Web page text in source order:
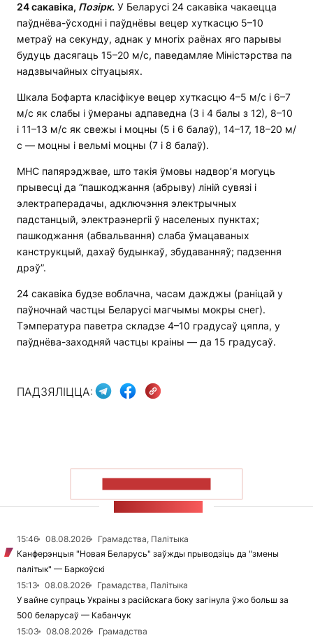
24 сакавіка, Позірк. У Беларусі 24 сакавіка чакаецца
паўднёва-ўсходні і паўднёвы вецер хуткасцю 5–10
метраў на секунду, аднак у многіх раёнах яго парывы ​​
будуць дасягаць 15–20 м/c, паведамляе Міністэрства па
надзвычайных сітуацыях.
Шкала Бофарта класіфікуе вецер хуткасцю 4–5 м/c і 6–7
м/c як слабы і ўмераны адпаведна (3 і 4 балы з 12), 8–10
і 11–13 м/c як свежы і моцны (5 і 6 балаў), 14–17, 18–20 м/
с — моцны і вельмі моцны (7 і 8 балаў).
МНС папярэджвае, што такія ўмовы надвор’я могуць
прывесці да “пашкоджання (абрыву) ліній сувязі і
электраперадачы, адключэння электрычных
падстанцый, электраэнергіі ў населеных пунктах;
пашкоджання (абвальвання) слаба ўмацаваных
канструкцый, дахаў будынкаў, збудаванняў; падзення
дрэў”.
24 сакавіка будзе воблачна, часам дажджы (раніцай у
паўночнай частцы Беларусі магчымы мокры снег).
Тэмпература паветра складзе 4–10 градусаў цяпла, у
паўднёва-заходняй частцы краіны — да 15 градусаў.
ПАДЗЯЛІЦЦА:
15:46 08.08.2026
Грамадства, Палітыка
Канферэнцыя "Новая Беларусь" заўжды прыводзіць да "змены
палітык" — Баркоўскі
15:13
08.08.2026
Грамадства, Палітыка
У вайне супраць Украіны з расійскага боку загінула ўжо больш за
500 беларусаў — Кабанчук
15:03
08.08.2026
Грамадства